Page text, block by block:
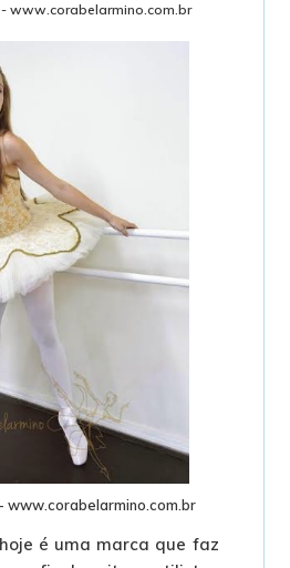
www.corabelarmino.com.br
www.corabelarmino.com.br
é uma marca que faz